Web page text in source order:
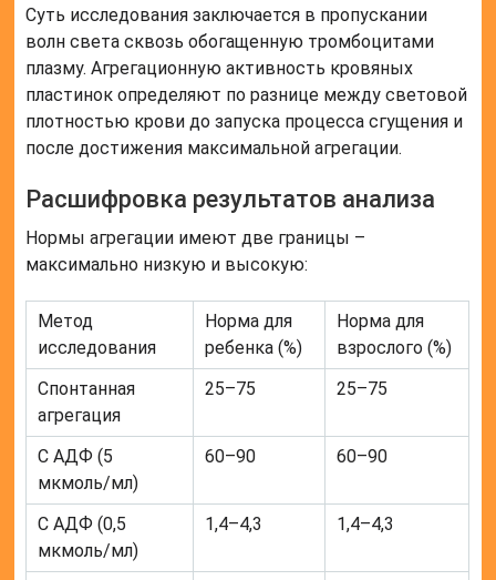
Суть исследования заключается в пропускании
волн света сквозь обогащенную тромбоцитами
плазму. Агрегационную активность кровяных
пластинок определяют по разнице между световой
плотностью крови до запуска процесса сгущения и
после достижения максимальной агрегации.
Расшифровка результатов анализа
Нормы агрегации имеют две границы –
максимально низкую и высокую:
Метод
исследования
Норма для
ребенка (%)
Норма для
взрослого (%)
Спонтанная
агрегация
25–75 25–75
С АДФ (5
мкмоль/мл)
60–90 60–90
С АДФ (0,5
мкмоль/мл)
1,4–4,3 1,4–4,3